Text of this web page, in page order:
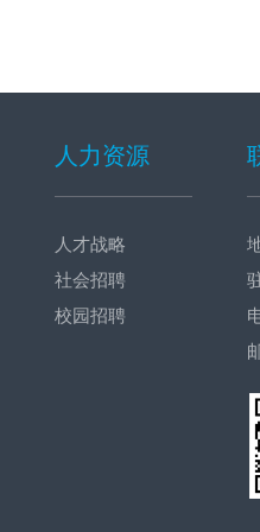
人力资源
人才战略
社会招聘
校园招聘